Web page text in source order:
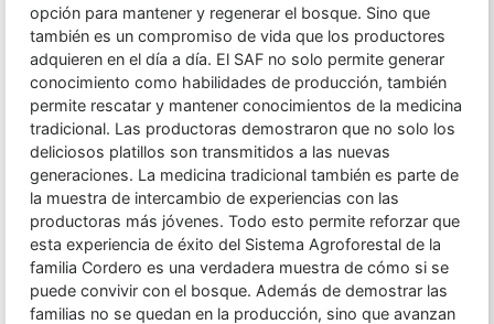
opción para mantener y regenerar el bosque. Sino que
también es un compromiso de vida que los productores
adquieren en el día a día. El SAF no solo permite generar
conocimiento como habilidades de producción, también
permite rescatar y mantener conocimientos de la medicina
tradicional. Las productoras demostraron que no solo los
deliciosos platillos son transmitidos a las nuevas
generaciones. La medicina tradicional también es parte de
la muestra de intercambio de experiencias con las
productoras más jóvenes. Todo esto permite reforzar que
esta experiencia de éxito del Sistema Agroforestal de la
familia Cordero es una verdadera muestra de cómo si se
puede convivir con el bosque. Además de demostrar las
familias no se quedan en la producción, sino que avanzan